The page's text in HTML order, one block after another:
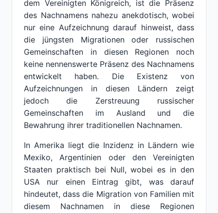
dem Vereinigten Königreich, ist die Präsenz
des Nachnamens nahezu anekdotisch, wobei
nur eine Aufzeichnung darauf hinweist, dass
die jüngsten Migrationen oder russischen
Gemeinschaften in diesen Regionen noch
keine nennenswerte Präsenz des Nachnamens
entwickelt haben. Die Existenz von
Aufzeichnungen in diesen Ländern zeigt
jedoch die Zerstreuung russischer
Gemeinschaften im Ausland und die
Bewahrung ihrer traditionellen Nachnamen.
In Amerika liegt die Inzidenz in Ländern wie
Mexiko, Argentinien oder den Vereinigten
Staaten praktisch bei Null, wobei es in den
USA nur einen Eintrag gibt, was darauf
hindeutet, dass die Migration von Familien mit
diesem Nachnamen in diese Regionen